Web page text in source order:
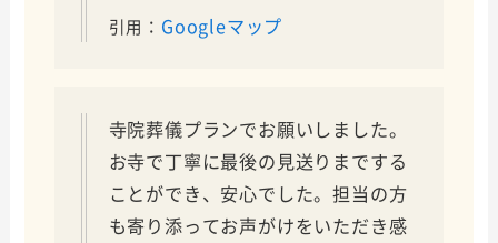
引用： Googleマップ
寺院葬儀プランでお願いしました。
お寺で丁寧に最後の見送りまでする
ことができ、安心でした。担当の方
も寄り添ってお声がけをいただき感